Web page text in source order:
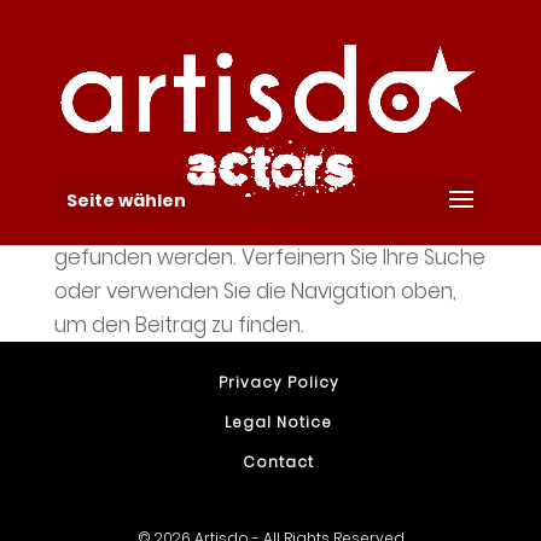
Seite wählen
Keine Ergebnisse
gefunden
gefunden werden. Verfeinern Sie Ihre Suche
oder verwenden Sie die Navigation oben,
um den Beitrag zu finden.
Privacy Policy
Legal Notice
Contact